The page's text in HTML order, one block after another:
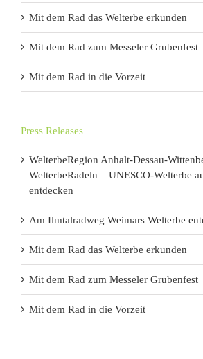
Mit dem Rad das Welterbe erkunden
Mit dem Rad zum Messeler Grubenfest
Mit dem Rad in die Vorzeit
Press Releases
WelterbeRegion Anhalt-Dessau-
WelterbeRadeln – UNESCO-Welterbe
entdecken
Am Ilmtalradweg Weimars Welterbe
Mit dem Rad das Welterbe erkunden
Mit dem Rad zum Messeler Grubenfest
Mit dem Rad in die Vorzeit